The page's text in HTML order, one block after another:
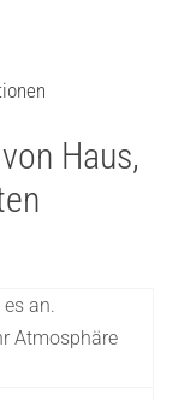
Haus,
richtig